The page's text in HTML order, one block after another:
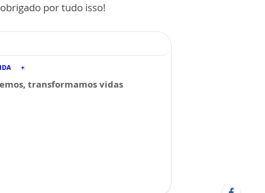
por tudo isso!
transformamos vidas